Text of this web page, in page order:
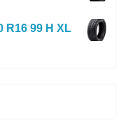
R16 99 H XL